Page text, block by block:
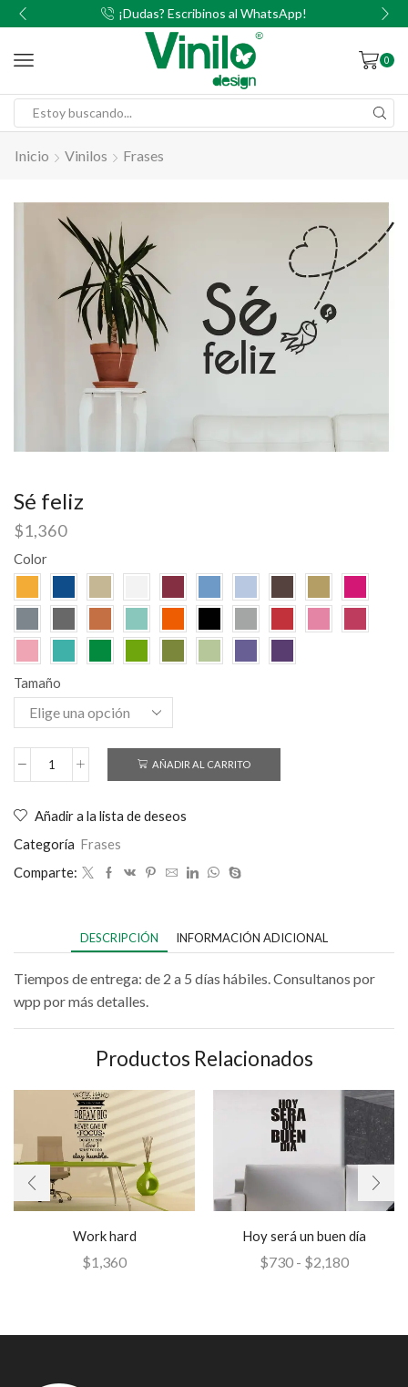
¡Dudas? Escribinos al WhatsApp!
0
Inicio Vinilos Frases
Sé feliz
$1,360
Color
Tamaño
AÑADIR AL CARRITO
Añadir a la lista de deseos
Categoría Frases
Comparte:
DESCRIPCIÓN INFORMACIÓN ADICIONAL
Tiempos de entrega: de 2 a 5 días hábiles. Consultanos por
wpp por más detalles.
Productos Relacionados
Work hard
$1,360
Hoy será un buen día
$730 - $2,180